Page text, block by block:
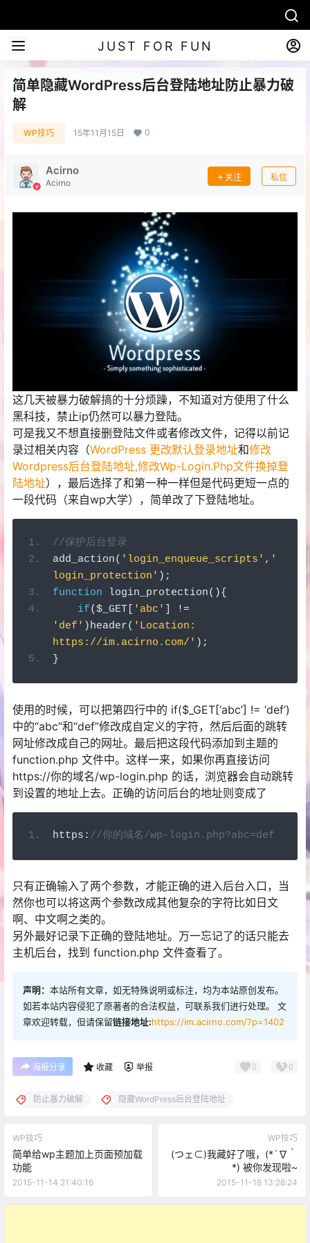
JUST FOR FUN
简单隐藏WordPress后台登陆地址防止暴力破
解
WP技巧 15年11月15日 0
Acirno
Acirno
关注 私信
这几天被暴力破解搞的十分烦躁，不知道对方使用了什么
黑科技，禁止ip仍然可以暴力登陆。
可是我又不想直接删登陆文件或者修改文件，记得以前记
录过相关内容（WordPress 更改默认登录地址和修改
Wordpress后台登陆地址,修改Wp-Login.Php文件换掉登
陆地址），最后选择了和第一种一样但是代码更短一点的
一段代码（来自wp大学），简单改了下登陆地址。
//保护后台登录
add_action( 'login_enqueue_scripts' , '
login_protection' );
function login_protection(){
if($_GET[ 'abc'
!=
'def' )header( 'Location:
https://im.acirno.com/' );
}
使用的时候，可以把第四行中的 if($_GET[‘abc’] != ‘def’)
中的“abc”和“def”修改成自定义的字符，然后后面的跳转
网址修改成自己的网址。最后把这段代码添加到主题的
function.php 文件中。这样一来，如果你再直接访问
https://你的域名/wp-login.php 的话，浏览器会自动跳转
到设置的地址上去。正确的访问后台的地址则变成了
https : //你的域名/wp-login.php?abc=def
只有正确输入了两个参数，才能正确的进入后台入口，当
然你也可以将这两个参数改成其他复杂的字符比如日文
啊、中文啊之类的。
另外最好记录下正确的登陆地址。万一忘记了的话只能去
主机后台，找到 function.php 文件查看了。
声明： 本站所有文章，如无特殊说明或标注，均为本站原创发布。
如若本站内容侵犯了原著者的合法权益，可联系我们进行处理。 文
章欢迎转载，但请保留链接地址:https://im.acirno.com/?p=1402
海报分享 收藏 举报 0 0
防止暴力破解 隐藏WordPress后台登陆地址
WP技巧
简单给wp主题加上页面预加载
功能
2015-11-14 21:40:16
WP技巧
(つェ⊂)我藏好了哦，(*´∇｀
*) 被你发现啦~
2015-11-18 13:28:24